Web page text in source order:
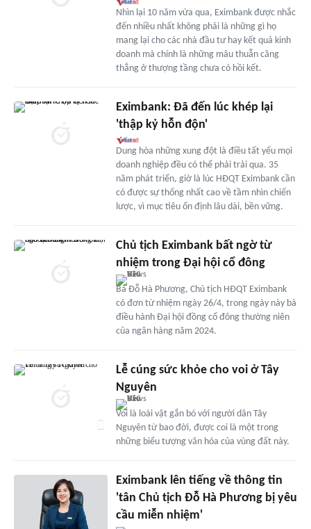
Nhìn lại 10 năm vừa qua, Eximbank được nhắc
đến nhiều nhất không phải là những gì họ
mang lại cho các nhà đầu tư hay kết quả kinh
doanh mà chính là những mâu thuẫn căng
thẳng ở thượng tầng chưa có hồi kết.
Eximbank: Đã đến lúc khép lại
'thập kỷ hỗn độn'
Dung hòa những xung đột là điều tất yếu mọi
doanh nghiệp đều có thể phải trải qua. 35
năm phát triển, giờ là lúc HĐQT Eximbank cần
có được sự thống nhất cao về tầm nhìn chiến
lược, vì mục tiêu ổn định lâu dài, bền vững.
Chủ tịch Eximbank bất ngờ từ
nhiệm trong Đại hội cổ đông
Bà Đỗ Hà Phương, Chủ tịch HĐQT Eximbank
có đơn từ nhiệm ngày 26/4, trong ngày này bà
điều hành Đại hội đồng cổ đông thường niên
của ngân hàng năm 2024.
Lễ cúng sức khỏe cho voi ở Tây
Nguyên
Voi là loài vật gắn bó với người dân Tây
Nguyên từ bao đời, được coi là một trong
những biểu tượng văn hóa của vùng đất này.
Eximbank lên tiếng về thông tin
'tân Chủ tịch Đỗ Hà Phương bị yêu
cầu miễn nhiệm'